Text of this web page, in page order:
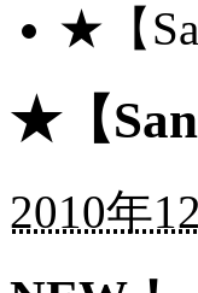
★【
★【
2010年